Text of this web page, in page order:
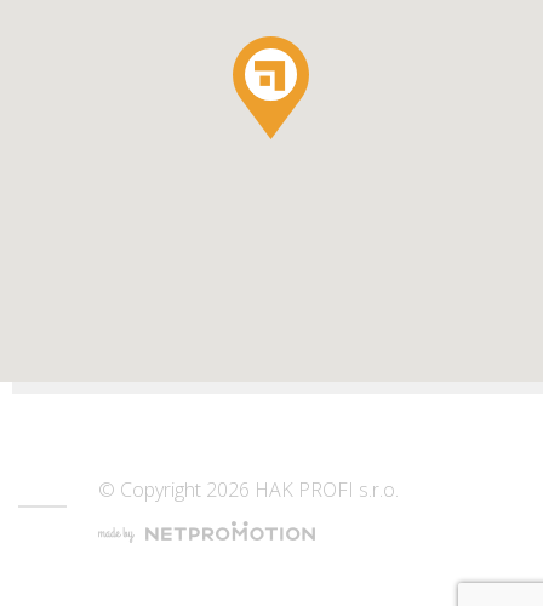
© Copyright 2026 HAK PROFI s.r.o.